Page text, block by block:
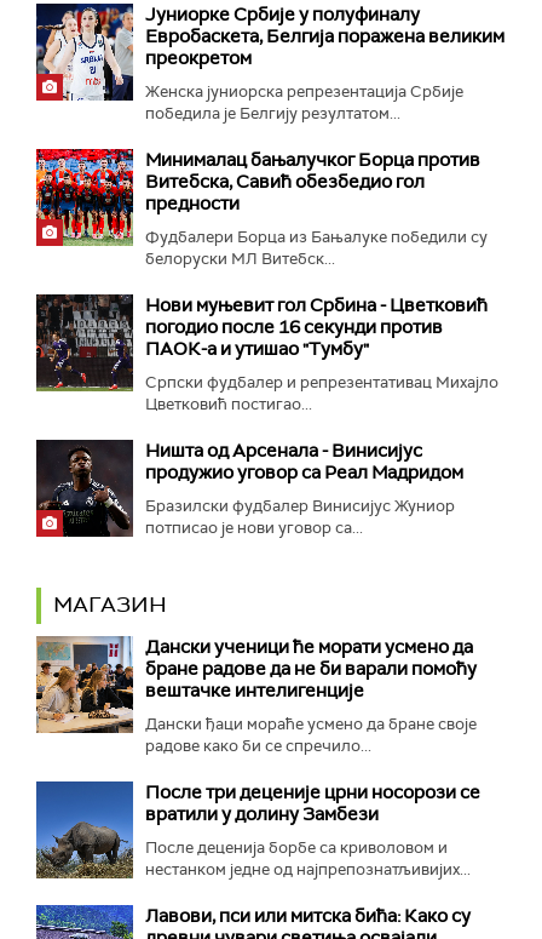
Јуниорке Србије у полуфиналу
Евробаскета, Белгија поражена великим
преокретом
Женска јуниорска репрезентација Србије
победила је Белгију резултатом...
Минималац бањалучког Борца против
Витебска, Савић обезбедио гол
предности
Фудбалери Борца из Бањалуке победили су
белоруски МЛ Витебск...
Нови муњевит гол Србина - Цветковић
погодио после 16 секунди против
ПАОК-а и утишао "Тумбу"
Српски фудбалер и репрезентативац Михајло
Цветковић постигао...
Ништа од Арсенала - Винисијус
продужио уговор са Реал Мадридом
Бразилски фудбалер Винисијус Жуниор
потписао је нови уговор са...
МАГАЗИН
Дански ученици ће морати усмено да
бране радове да не би варали помоћу
вештачке интелигенције
Дански ђаци мораће усмено да бране своје
радове како би се спречило...
После три деценије црни носорози се
вратили у долину Замбези
После деценија борбе са криволовом и
нестанком једне од најпрепознатљивијих...
Лавови, пси или митска бића: Како су